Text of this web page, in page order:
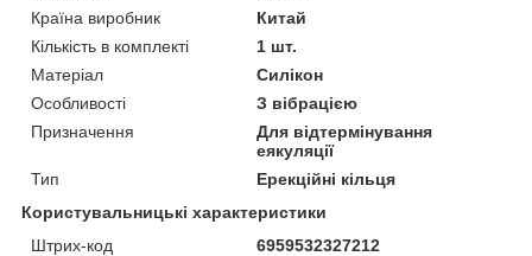
Країна виробник
Китай
Кількість в комплекті
1 шт.
Матеріал
Силікон
Особливості
З вібрацією
Призначення
Для відтермінування
еякуляції
Тип
Ерекційні кільця
Користувальницькі характеристики
Штрих-код
6959532327212